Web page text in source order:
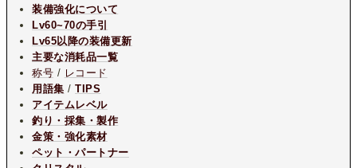
装備強化について
Lv60~70の手引
Lv65以降の装備更新
主要な消耗品一覧
称号 / レコード
用語集 /TIPS
アイテムレベル
釣り・採集・製作
金策・強化素材
ペット・パートナー